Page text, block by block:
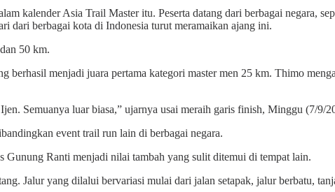
kalender Asia Trail Master itu. Peserta datang dari berbagai negara,
dari berbagai kota di Indonesia turut meramaikan ajang ini.
50 km.
berhasil menjadi juara pertama kategori master men 25 km. Thimo
Semuanya luar biasa,” ujarnya usai meraih garis finish, Minggu (7/9/
event trail run lain di berbagai negara.
Gunung Ranti menjadi nilai tambah yang sulit ditemui di tempat lain.
Jalur yang dilalui bervariasi mulai dari jalan setapak, jalur berbatu,